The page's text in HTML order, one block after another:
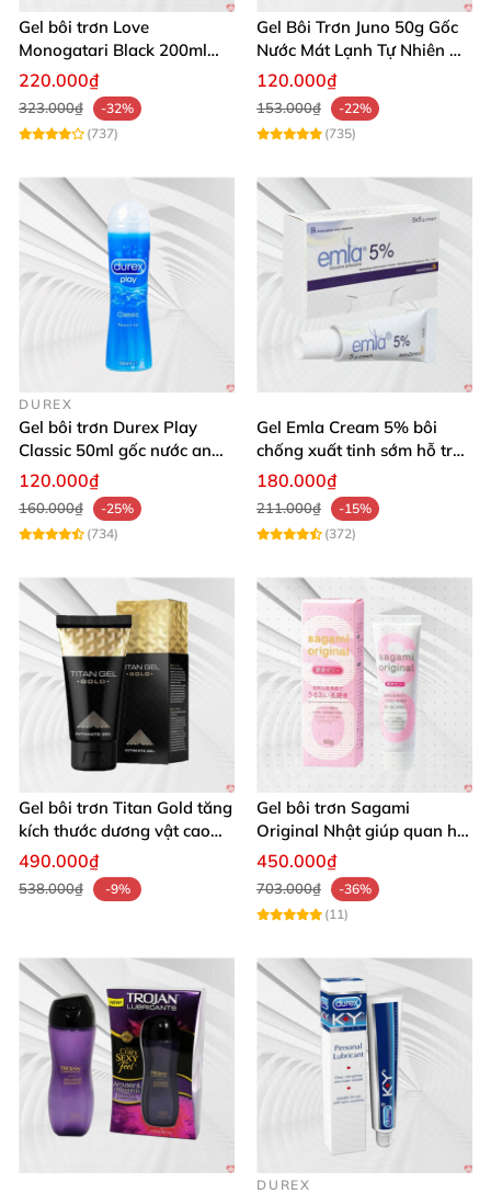
Gel bôi trơn Love
Monogatari Black 200ml
gốc nước không mùi an
220.000₫
323.000₫
-32%
(737)
Gel Bôi Trơn Juno 50g Gốc
Nước Mát Lạnh Tự Nhiên An
Toàn
120.000₫
153.000₫
-22%
(735)
DUREX
Gel bôi trơn Durex Play
Classic 50ml gốc nước an
toàn tăng độ ẩm âm đạo
120.000₫
160.000₫
-25%
(734)
Gel Emla Cream 5% bôi
chống xuất tinh sớm hỗ trợ
quan hệ lâu
180.000₫
211.000₫
-15%
(372)
Gel bôi trơn Titan Gold tăng
kích thước dương vật cao
cấp nhập khẩu Nga
490.000₫
538.000₫ -9%
Gel bôi trơn Sagami
Original Nhật giúp quan hệ
trơn tru dễ chịu an toàn
450.000₫
703.000₫
-36%
(11)
DUREX